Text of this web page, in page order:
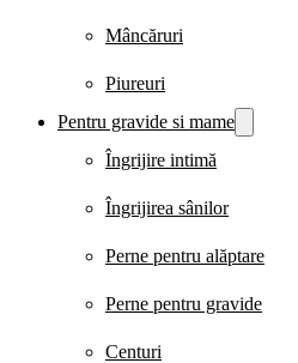
Mâncăruri
Piureuri
Pentru gravide si mame
Îngrijire intimă
Îngrijirea sânilor
Perne pentru alăptare
Perne pentru gravide
Centuri